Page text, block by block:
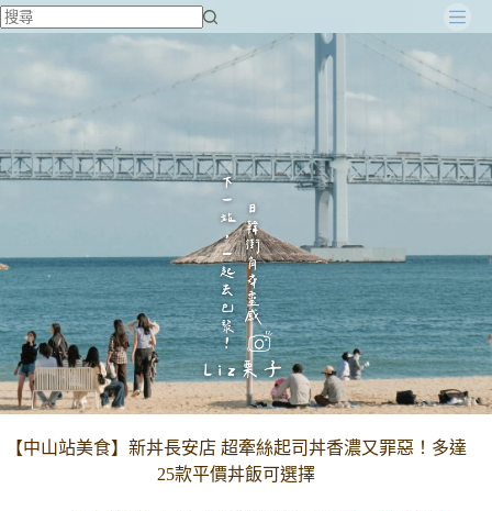
跳
容
【中山站美食】新丼長安店 超牽絲起司丼香濃又罪惡！多達
25款平價丼飯可選擇